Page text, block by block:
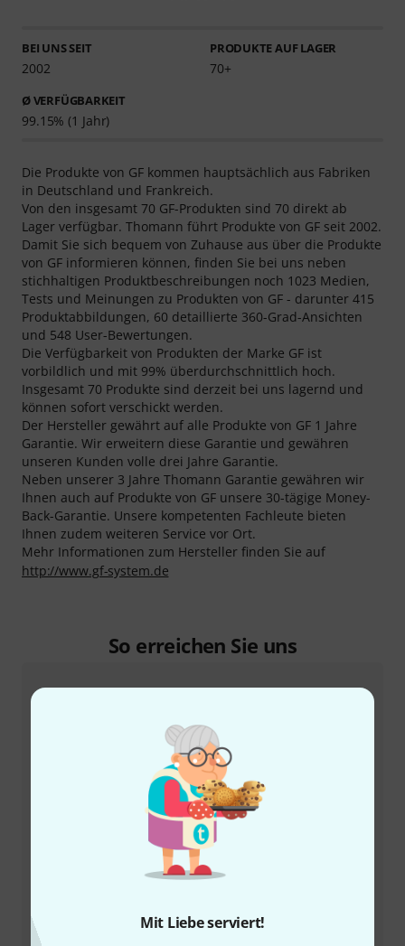
Mit Liebe serviert!
BEI UNS SEIT
2002
PRODUKTE AUF LAGER
70+
Ø VERFÜGBARKEIT
99.15% (1 Jahr)
Die Produkte von GF kommen hauptsächlich aus Fabriken
in Deutschland und Frankreich.
Von den insgesamt 70 GF-Produkten sind 70 direkt ab
Lager verfügbar. Thomann führt Produkte von GF seit 2002.
Damit Sie sich bequem von Zuhause aus über die Produkte
von GF informieren können, finden Sie bei uns neben
stichhaltigen Produktbeschreibungen noch 1023 Medien,
Tests und Meinungen zu Produkten von GF - darunter 415
Produktabbildungen, 60 detaillierte 360-Grad-Ansichten
und 548 User-Bewertungen.
Die Verfügbarkeit von Produkten der Marke GF ist
vorbildlich und mit 99% überdurchschnittlich hoch.
Insgesamt 70 Produkte sind derzeit bei uns lagernd und
können sofort verschickt werden.
Der Hersteller gewährt auf alle Produkte von GF 1 Jahre
Garantie. Wir erweitern diese Garantie und gewähren
unseren Kunden volle drei Jahre Garantie.
Neben unserer 3 Jahre Thomann Garantie gewähren wir
Ihnen auch auf Produkte von GF unsere 30-tägige Money-
Back-Garantie. Unsere kompetenten Fachleute bieten
Ihnen zudem weiteren Service vor Ort.
Mehr Informationen zum Hersteller finden Sie auf
http://www.gf-system.de
So erreichen Sie uns
Kundenservice
+49-9546-9223-66
Unser Thomann Team Kundenservice steht Ihnen bei
allen Fragen und Problemen nach dem Kauf zur Seite.